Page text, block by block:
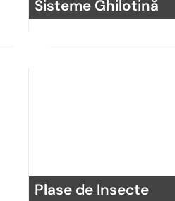
Sisteme Ghilotină
Plase de Insecte